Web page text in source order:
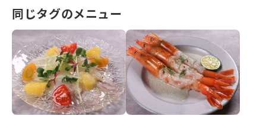
同じタグのメニュー